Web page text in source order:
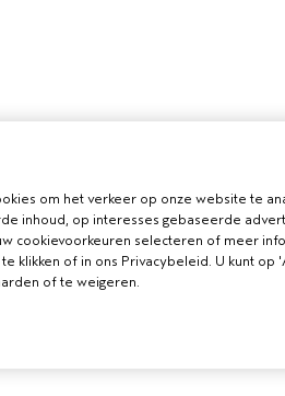
om het verkeer op onze website te
inhoud, op interesses gebaseerde
cookievoorkeuren selecteren of meer
klikken of in ons Privacybeleid. U kunt op
of te weigeren.